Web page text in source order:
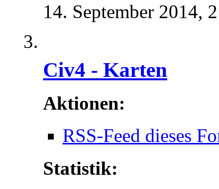
14. September 2014,
Civ4 - Karten
Aktionen:
RSS-Feed dieses
Statistik: